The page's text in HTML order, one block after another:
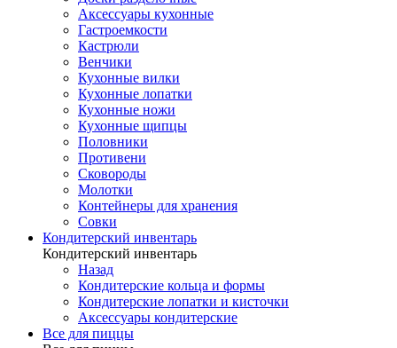
Аксессуары кухонные
Гастроемкости
Кастрюли
Венчики
Кухонные вилки
Кухонные лопатки
Кухонные ножи
Кухонные щипцы
Половники
Противени
Сковороды
Молотки
Контейнеры для хранения
Совки
Кондитерский инвентарь
Кондитерский инвентарь
Назад
Кондитерские кольца и формы
Кондитерские лопатки и кисточки
Аксессуары кондитерские
Все для пиццы